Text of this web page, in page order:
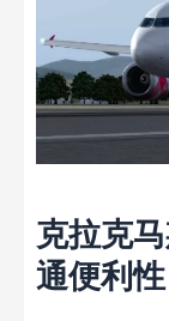
克拉克
通便利性